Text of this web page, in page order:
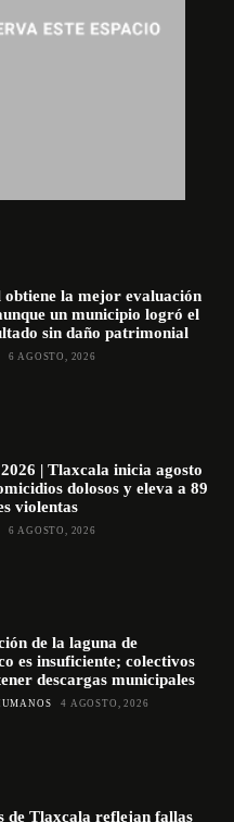
la mejor evaluación
un municipio logró el
sin daño patrimonial
6 AGOSTO, 2026
| Tlaxcala inicia agosto
dolosos y eleva a 89
violentas
6 AGOSTO, 2026
de la laguna de
es insuficiente; colectivos
descargas municipales
4 AGOSTO, 2026
de Tlaxcala reflejan fallas